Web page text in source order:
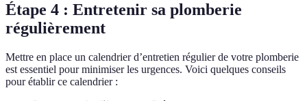
Étape 4 : Entretenir sa plomberie
régulièrement
Mettre en place un calendrier d’entretien régulier de votre plomberie
est essentiel pour minimiser les urgences. Voici quelques conseils
pour établir ce calendrier :